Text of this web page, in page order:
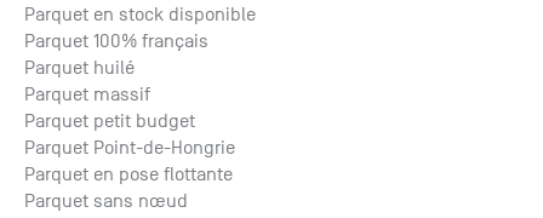
Parquet en stock disponible
Parquet 100% français
Parquet huilé
Parquet massif
Parquet petit budget
Parquet Point-de-Hongrie
Parquet en pose flottante
Parquet sans nœud